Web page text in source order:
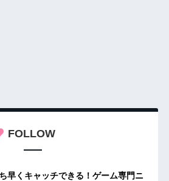
FOLLOW
早くキャッチできる！ゲーム専門ニ